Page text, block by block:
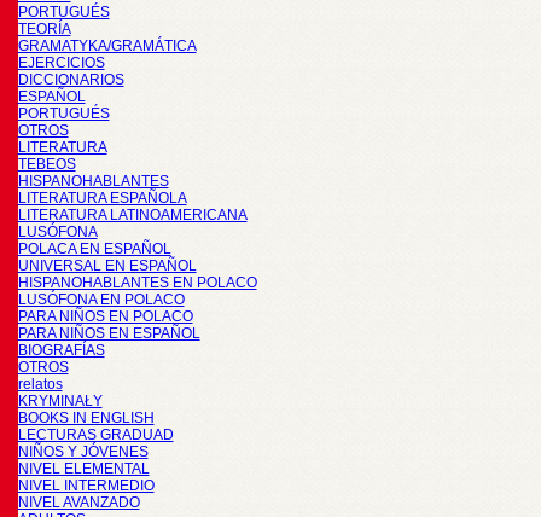
PORTUGUÉS
TEORÍA
GRAMATYKA/GRAMÁTICA
EJERCICIOS
DICCIONARIOS
ESPAÑOL
PORTUGUÉS
OTROS
LITERATURA
TEBEOS
HISPANOHABLANTES
LITERATURA ESPAÑOLA
LITERATURA LATINOAMERICANA
LUSÓFONA
POLACA EN ESPAÑOL
UNIVERSAL EN ESPAÑOL
HISPANOHABLANTES EN POLACO
LUSÓFONA EN POLACO
PARA NIÑOS EN POLACO
PARA NIÑOS EN ESPAÑOL
BIOGRAFÍAS
OTROS
relatos
KRYMINAŁY
BOOKS IN ENGLISH
LECTURAS GRADUAD
NIÑOS Y JÓVENES
NIVEL ELEMENTAL
NIVEL INTERMEDIO
NIVEL AVANZADO